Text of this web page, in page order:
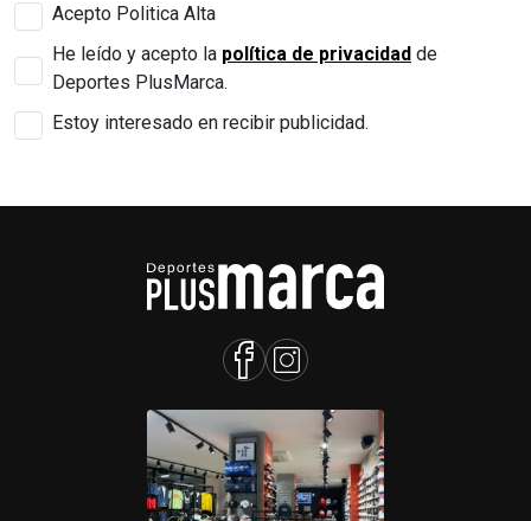
Acepto Politica Alta
He leído y acepto la política de privacidad de
Deportes PlusMarca.
Estoy interesado en recibir publicidad.